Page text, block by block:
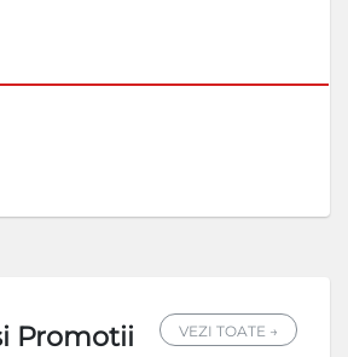
Promotii VEZI TOATE →